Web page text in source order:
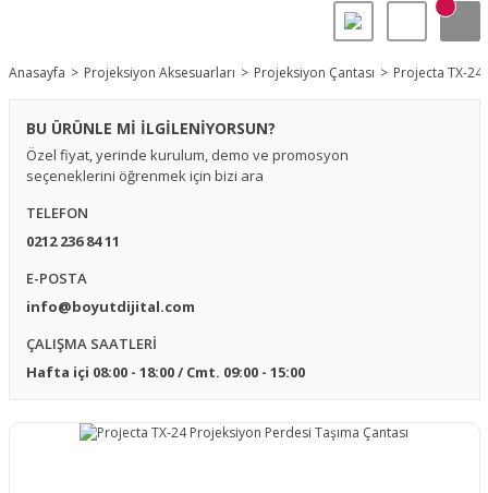
Anasayfa Projeksiyon Aksesuarları Projeksiyon Çantası Projecta TX-24
BU ÜRÜNLE Mİ İLGİLENİYORSUN?
Özel fiyat, yerinde kurulum, demo ve promosyon
seçeneklerini öğrenmek için bizi ara
TELEFON
0212 236 84 11
E-POSTA
info@boyutdijital.com
ÇALIŞMA SAATLERİ
Hafta içi 08:00 - 18:00 / Cmt. 09:00 - 15:00